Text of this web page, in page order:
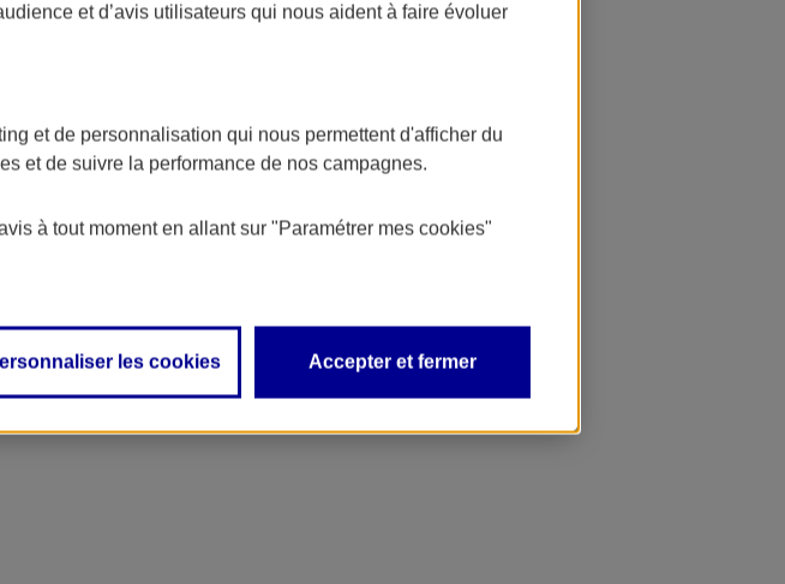
et d’avis utilisateurs qui nous aident à faire évoluer
et de personnalisation qui nous permettent d'afficher du
et de suivre la performance de nos campagnes.
à tout moment en allant sur "Paramétrer mes cookies"
les cookies Accepter et fermer